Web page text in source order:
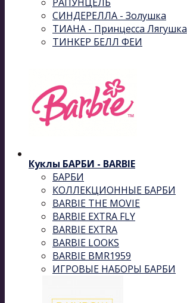
СИНДЕРЕЛЛА - Золушка
ТИАНА - Принцесса Лягушка
ТИНКЕР БЕЛЛ ФЕИ
Куклы БАРБИ - BARBIE
БАРБИ
КОЛЛЕКЦИОННЫЕ БАРБИ
BARBIE THE MOVIE
BARBIE EXTRA FLY
BARBIE EXTRA
BARBIE LOOKS
BARBIE BMR1959
ИГРОВЫЕ НАБОРЫ БАРБИ